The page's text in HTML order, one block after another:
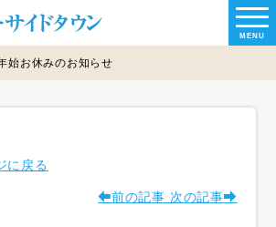
MENU
始お休みのお知らせ
に戻る
前の記事 次の記事